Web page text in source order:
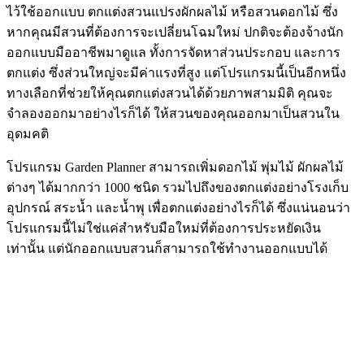
ไว้ใช้ออกแบบ ตกแต่งสวนแปรงผักผลไม้ หรือสวนดอกไม้ ซึ่ง
หากคุณมีสวนที่ต้องการจะเปลี่ยนโฉมใหม่ ปกติจะต้องจ้างนัก
ออกแบบมืออาชีพมาดูแล ทั้งการจัดหาส่วนประกอบ และการ
ตกแต่ง ซึ่งส่วนใหญ่จะมีค่าแรงที่สูง แต่โปรแกรมนี้เป็นอีกหนึ่ง
ทางเลือกที่ช่วยให้คุณตกแต่งสวนได้ด้วยภาพสามมิติ คุณจะ
จำลองออกมาอย่างไรก็ได้ ให้สวนของคุณออกมาเป็นสวนใน
อุดมคติ
โปรแกรม Garden Planner สามารถเพิ่มดอกไม้ พุ่มไม้ ผักผลไม้
ต่างๆ ได้มากกว่า 1000 ชนิด รวมไปถึงของตกแต่งอย่างโรงเก็บ
อุปกรณ์ สระน้ำ และน้ำพุ เพื่อตกแต่งอย่างไรก็ได้ ซึ่งแน่นอนว่า
โปรแกรมนี้ไม่ใช่แค่สำหรับมือใหม่ที่ต้องการประหยัดเงิน
เท่านั้น แต่นักออกแบบสวนก็สามารถใช้ทำงานออกแบบได้